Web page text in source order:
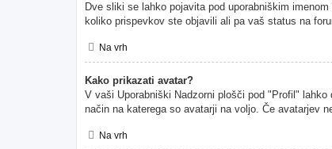
Dve sliki se lahko pojavita pod uporabniškim
koliko prispevkov ste objavili ali pa vaš status na
Na vrh
Kako prikazati avatar?
V vaši Uporabniški Nadzorni plošči pod "Profil"
način na katerega so avatarji na voljo. Če avatarjev
Na vrh